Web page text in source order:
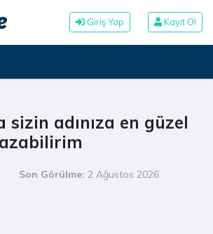
Giriş Yap Kayıt Ol
sizin adınıza en güzel
Son Görülme: 2 Ağustos 2026